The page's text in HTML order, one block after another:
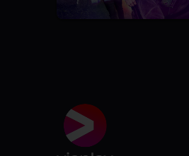
5.7 1 Sæson